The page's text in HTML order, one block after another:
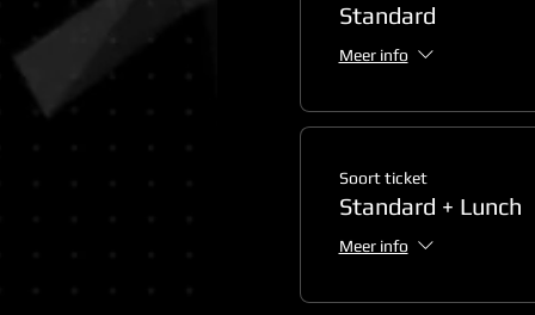
Standard
Meer info
Soort ticket
Standard + Lunch
Meer info